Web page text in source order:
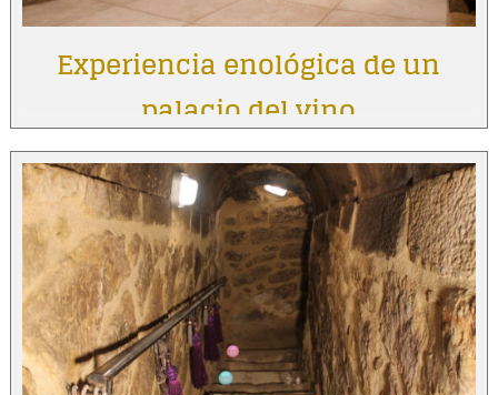
Experiencia enológica de un
palacio del vino